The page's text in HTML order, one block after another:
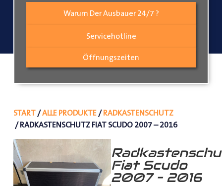
Warum Der Ausbauer 24/7 ?
Servicehotline
Öffnungszeiten
START/ALLE PRODUKTE/RADKASTENSCHUTZ
/ RADKASTENSCHUTZ FIAT SCUDO 2007 – 2016
Fiat Scudo
2007 – 2016